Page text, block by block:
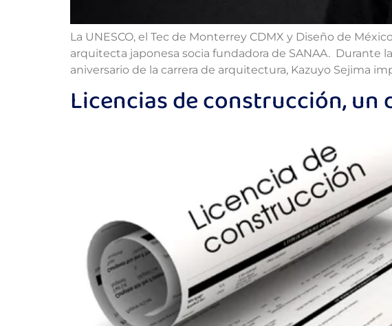
La UNESCO, el Tec de Monterrey CDMX y Diseño de
arquitecta japonesa socia fundadora de SANAA. Durante
aniversario de la carrera de arquitectura, Kazuyo Sejima
Licencias de construcción,